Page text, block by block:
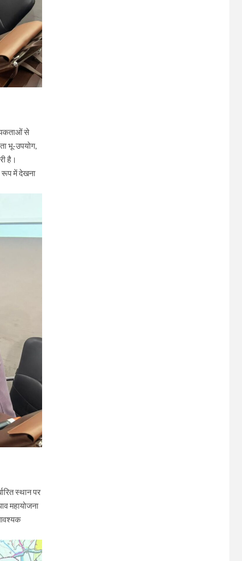
से
भू-उपयोग,
है।
रूप में देखना
स्थान पर
महायोजना